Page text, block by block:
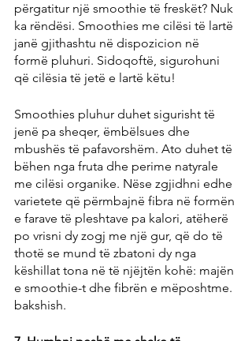
përgatitur një smoothie të freskët? Nuk
ka rëndësi. Smoothies me cilësi të lartë
janë gjithashtu në dispozicion në
formë pluhuri. Sidoqoftë, sigurohuni
që cilësia të jetë e lartë këtu!
Smoothies pluhur duhet sigurisht të
jenë pa sheqer, ëmbëlsues dhe
mbushës të pafavorshëm. Ato duhet të
bëhen nga fruta dhe perime natyrale
me cilësi organike. Nëse zgjidhni edhe
varietete që përmbajnë fibra në formën
e farave të pleshtave pa kalori, atëherë
po vrisni dy zogj me një gur, që do të
thotë se mund të zbatoni dy nga
këshillat tona në të njëjtën kohë: majën
e smoothie-t dhe fibrën e mëposhtme.
bakshish.